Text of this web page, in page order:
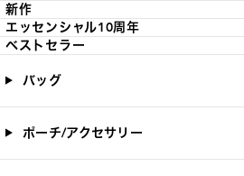
新作
エッセンシャル10周年
ベストセラー
バッグ
ポーチ/アクセサリー